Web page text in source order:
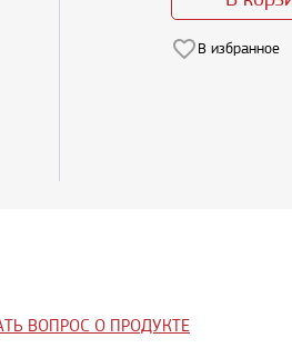
В избранное
ВОПРОС О ПРОДУКТЕ